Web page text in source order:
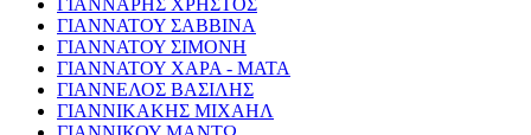
ΓΙΑΝΝΑΡΗΣ ΧΡΗΣΤΟΣ
ΓΙΑΝΝΑΤΟΥ ΣΑΒΒΙΝΑ
ΓΙΑΝΝΑΤΟΥ ΣΙΜΟΝΗ
ΓΙΑΝΝΑΤΟΥ ΧΑΡΑ - ΜΑΤΑ
ΓΙΑΝΝΕΛΟΣ ΒΑΣΙΛΗΣ
ΓΙΑΝΝΙΚΑΚΗΣ ΜΙΧΑΗΛ